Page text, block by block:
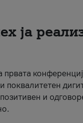
ја
првата
поквалитетен
и